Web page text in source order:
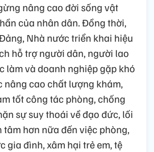
nâng cao đời sống vật
của nhân dân. Đồng thời,
Nhà nước triển khai hiệu
hỗ trợ người dân, người lao
làm và doanh nghiệp gặp khó
nâng cao chất lượng khám,
tốt công tác phòng, chống
sự suy thoái về đạo đức, lối
tâm hơn nữa đến việc phòng,
gia đình, xâm hại trẻ em, tệ